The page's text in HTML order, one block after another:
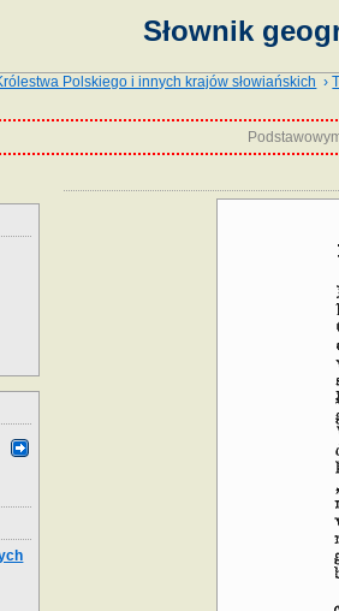
Słownik
Polskiego i innych krajów słowiańskich ›